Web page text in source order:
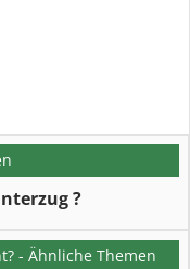
?
- Ähnliche Themen